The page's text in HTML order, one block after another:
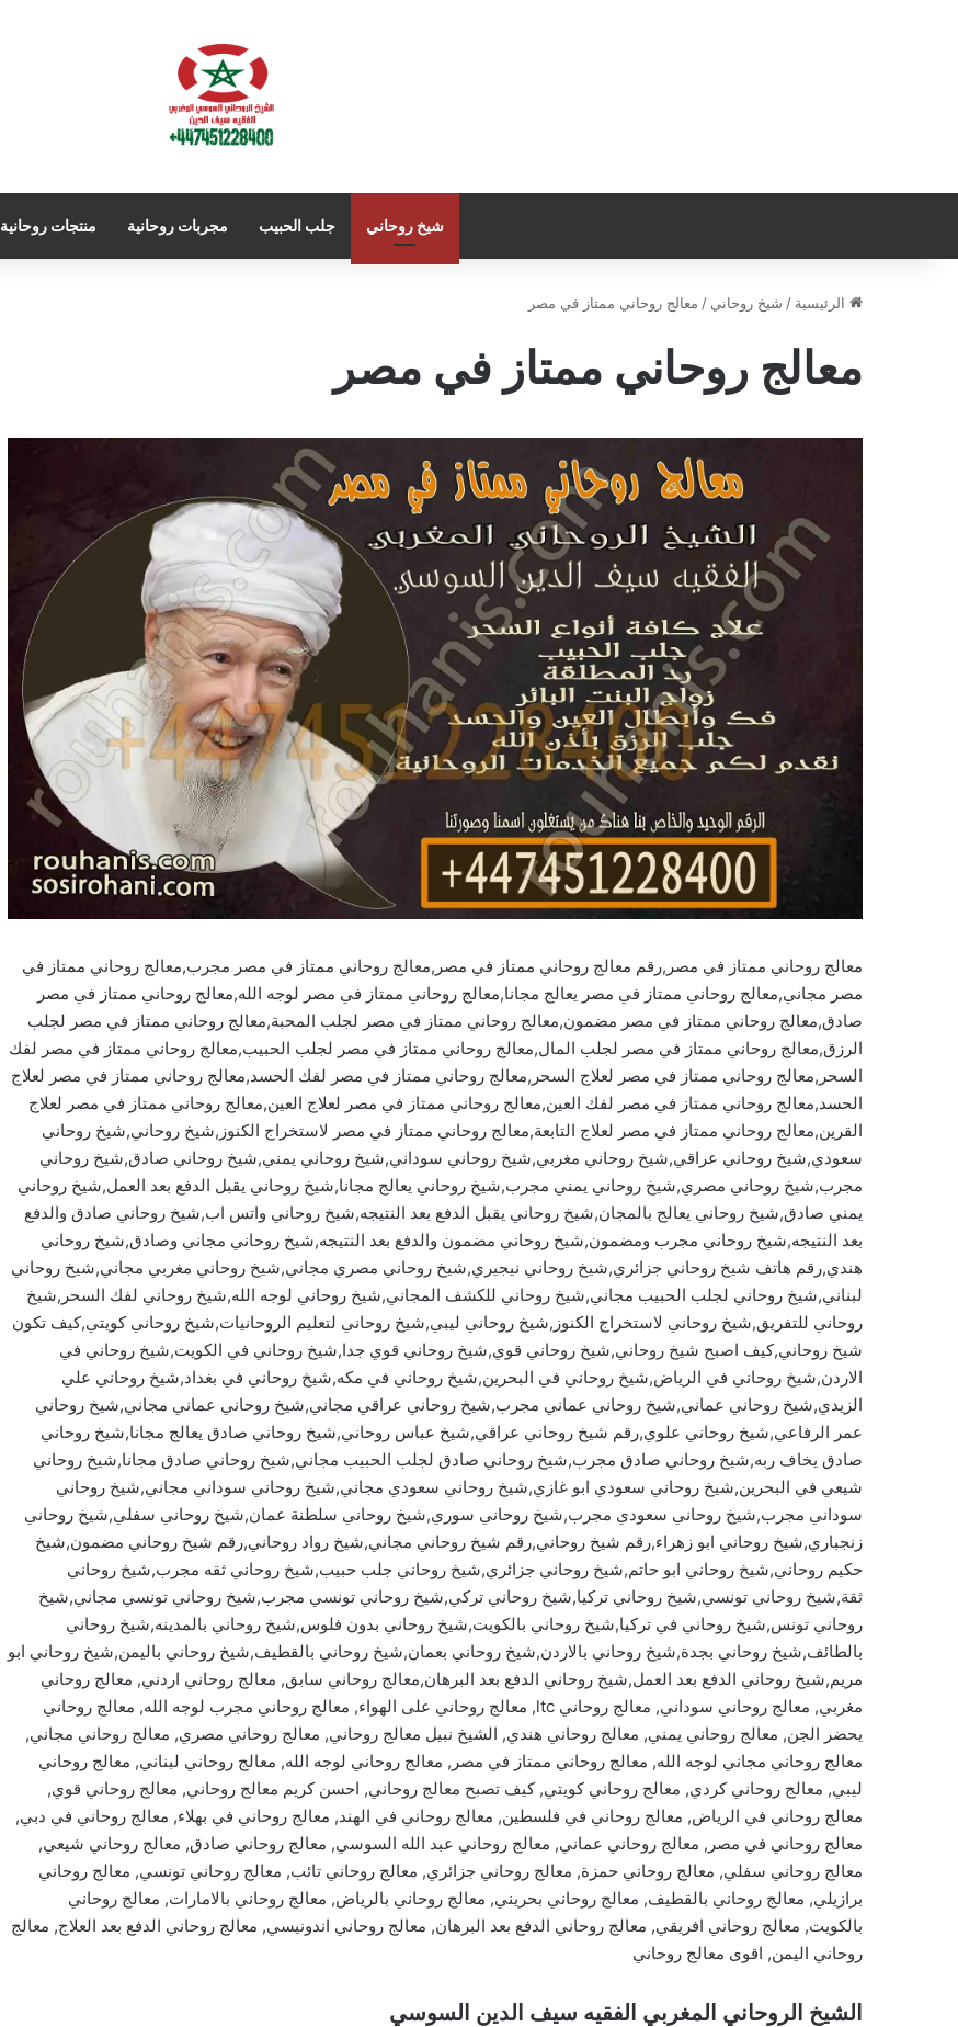
شيخ روحاني جلب الحبيب مجربات روحانية منتجات روحانية
الرئيسية / شيخ روحاني / معالج روحاني ممتاز في مصر
معالج روحاني ممتاز في مصر
معالج روحاني ممتاز في مصر,رقم معالج روحاني ممتاز في مصر,معالج روحاني ممتاز في مصر مجرب,معالج روحاني ممتاز في
مصر مجاني,معالج روحاني ممتاز في مصر يعالج مجانا,معالج روحاني ممتاز في مصر لوجه الله,معالج روحاني ممتاز في مصر
صادق,معالج روحاني ممتاز في مصر مضمون,معالج روحاني ممتاز في مصر لجلب المحبة,معالج روحاني ممتاز في مصر لجلب
الرزق,معالج روحاني ممتاز في مصر لجلب المال,معالج روحاني ممتاز في مصر لجلب الحبيب,معالج روحاني ممتاز في مصر لفك
السحر,معالج روحاني ممتاز في مصر لعلاج السحر,معالج روحاني ممتاز في مصر لفك الحسد,معالج روحاني ممتاز في مصر لعلاج
الحسد,معالج روحاني ممتاز في مصر لفك العين,معالج روحاني ممتاز في مصر لعلاج العين,معالج روحاني ممتاز في مصر لعلاج
القرين,معالج روحاني ممتاز في مصر لعلاج التابعة,معالج روحاني ممتاز في مصر لاستخراج الكنوز,شيخ روحاني,شيخ روحاني
سعودي,شيخ روحاني عراقي,شيخ روحاني مغربي,شيخ روحاني سوداني,شيخ روحاني يمني,شيخ روحاني صادق,شيخ روحاني
مجرب,شيخ روحاني مصري,شيخ روحاني يمني مجرب,شيخ روحاني يعالج مجانا,شيخ روحاني يقبل الدفع بعد العمل,شيخ روحاني
يمني صادق,شيخ روحاني يعالج بالمجان,شيخ روحاني يقبل الدفع بعد النتيجه,شيخ روحاني واتس اب,شيخ روحاني صادق والدفع
بعد النتيجه,شيخ روحاني مجرب ومضمون,شيخ روحاني مضمون والدفع بعد النتيجه,شيخ روحاني مجاني وصادق,شيخ روحاني
هندي,رقم هاتف شيخ روحاني جزائري,شيخ روحاني نيجيري,شيخ روحاني مصري مجاني,شيخ روحاني مغربي مجاني,شيخ روحاني
لبناني,شيخ روحاني لجلب الحبيب مجاني,شيخ روحاني للكشف المجاني,شيخ روحاني لوجه الله,شيخ روحاني لفك السحر,شيخ
روحاني للتفريق,شيخ روحاني لاستخراج الكنوز,شيخ روحاني ليبي,شيخ روحاني لتعليم الروحانيات,شيخ روحاني كويتي,كيف تكون
شيخ روحاني,كيف اصبح شيخ روحاني,شيخ روحاني قوي,شيخ روحاني قوي جدا,شيخ روحاني في الكويت,شيخ روحاني في
الاردن,شيخ روحاني في الرياض,شيخ روحاني في البحرين,شيخ روحاني في مكه,شيخ روحاني في بغداد,شيخ روحاني علي
الزيدي,شيخ روحاني عماني,شيخ روحاني عماني مجرب,شيخ روحاني عراقي مجاني,شيخ روحاني عماني مجاني,شيخ روحاني
عمر الرفاعي,شيخ روحاني علوي,رقم شيخ روحاني عراقي,شيخ عباس روحاني,شيخ روحاني صادق يعالج مجانا,شيخ روحاني
صادق يخاف ربه,شيخ روحاني صادق مجرب,شيخ روحاني صادق لجلب الحبيب مجاني,شيخ روحاني صادق مجانا,شيخ روحاني
شيعي في البحرين,شيخ روحاني سعودي ابو غازي,شيخ روحاني سعودي مجاني,شيخ روحاني سوداني مجاني,شيخ روحاني
سوداني مجرب,شيخ روحاني سعودي مجرب,شيخ روحاني سوري,شيخ روحاني سلطنة عمان,شيخ روحاني سفلي,شيخ روحاني
زنجباري,شيخ روحاني ابو زهراء,رقم شيخ روحاني,رقم شيخ روحاني مجاني,شيخ رواد روحاني,رقم شيخ روحاني مضمون,شيخ
حكيم روحاني,شيخ روحاني ابو حاتم,شيخ روحاني جزائري,شيخ روحاني جلب حبيب,شيخ روحاني ثقه مجرب,شيخ روحاني
ثقة,شيخ روحاني تونسي,شيخ روحاني تركيا,شيخ روحاني تركي,شيخ روحاني تونسي مجرب,شيخ روحاني تونسي مجاني,شيخ
روحاني تونس,شيخ روحاني في تركيا,شيخ روحاني بالكويت,شيخ روحاني بدون فلوس,شيخ روحاني بالمدينه,شيخ روحاني
بالطائف,شيخ روحاني بجدة,شيخ روحاني بالاردن,شيخ روحاني بعمان,شيخ روحاني بالقطيف,شيخ روحاني باليمن,شيخ روحاني ابو
مريم,شيخ روحاني الدفع بعد العمل,شيخ روحاني الدفع بعد البرهان,معالج روحاني سابق, معالج روحاني اردني, معالج روحاني
مغربي, معالج روحاني سوداني, معالج روحاني ltc, معالج روحاني على الهواء, معالج روحاني مجرب لوجه الله, معالج روحاني
يحضر الجن, معالج روحاني يمني, معالج روحاني هندي, الشيخ نبيل معالج روحاني, معالج روحاني مصري, معالج روحاني مجاني,
معالج روحاني مجاني لوجه الله, معالج روحاني ممتاز في مصر, معالج روحاني لوجه الله, معالج روحاني لبناني, معالج روحاني
ليبي, معالج روحاني كردي, معالج روحاني كويتي, كيف تصبح معالج روحاني, احسن كريم معالج روحاني, معالج روحاني قوي,
معالج روحاني في الرياض, معالج روحاني في فلسطين, معالج روحاني في الهند, معالج روحاني في بهلاء, معالج روحاني في دبي,
معالج روحاني في مصر, معالج روحاني عماني, معالج روحاني عبد الله السوسي, معالج روحاني صادق, معالج روحاني شيعي,
معالج روحاني سفلي, معالج روحاني حمزة, معالج روحاني جزائري, معالج روحاني تائب, معالج روحاني تونسي, معالج روحاني
برازيلي, معالج روحاني بالقطيف, معالج روحاني بحريني, معالج روحاني بالرياض, معالج روحاني بالامارات, معالج روحاني
بالكويت, معالج روحاني افريقي, معالج روحاني الدفع بعد البرهان, معالج روحاني اندونيسي, معالج روحاني الدفع بعد العلاج, معالج
روحاني اليمن, اقوى معالج روحاني
الشيخ الروحاني المغربي الفقيه سيف الدين السوسي